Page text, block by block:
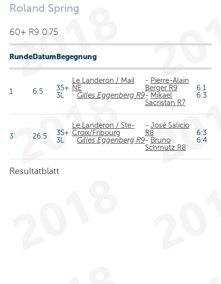
Roland Spring
60+ R9 0.75
RundeDatumBegegnung
1 6.5
35+
3L
Le Landeron / Mail
NE
Gilles Eggenberg R9
- Pierre-Alain
Berger R9
- Mikael
Sacristan R7
6:1
6:3
3 26.5
35+
3L
Le Landeron / Ste-
Croix/Fribourg
Gilles Eggenberg R9
- José Salicio
R8
- Bruno
Schmutz R8
6:3
6:4
Resultatblatt